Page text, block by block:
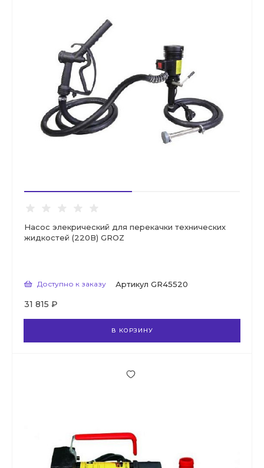
Насос элекрический для перекачки технических
жидкостей (220В) GROZ
Доступно к заказу Артикул GR45520
31 815 ₽
В КОРЗИНУ